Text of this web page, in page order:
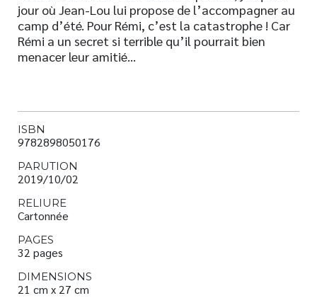
jour où Jean-Lou lui propose de l’accompagner au
camp d’été. Pour Rémi, c’est la catastrophe ! Car
Rémi a un secret si terrible qu’il pourrait bien
menacer leur amitié…
ISBN
9782898050176
PARUTION
2019/10/02
RELIURE
Cartonnée
PAGES
32 pages
DIMENSIONS
21 cm x 27 cm